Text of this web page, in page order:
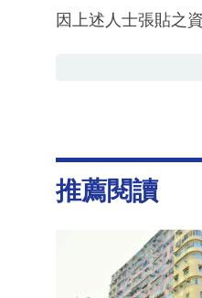
因上述人士張貼之
推薦閱讀